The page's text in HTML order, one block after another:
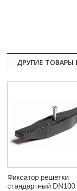
ДРУГИЕ ТОВАРЫ
Фиксатор решетки
стандартный DN100